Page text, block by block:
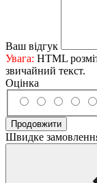
Ваш відгук
Увага: HTML
звичайний текст.
Оцінка
Продовжити
Швидке